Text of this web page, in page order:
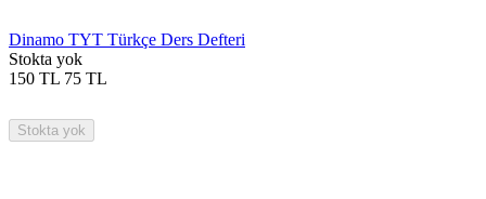
Dinamo TYT Türkçe Ders Defteri
Stokta yok
150 TL 75 TL
Stokta yok